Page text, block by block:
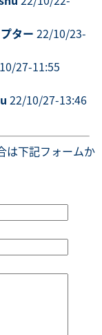
ター 22/10/23-
27-11:55
22/10/27-13:46
は下記フォームか